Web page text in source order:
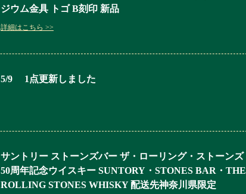
ジウム金具 トゴ B刻印 新品
詳細はこちら >>
5/9 1点更新しました
サントリー ストーンズバー ザ・ローリング・ストーンズ
50周年記念ウイスキー SUNTORY・STONES BAR・THE
ROLLING STONES WHISKY 配送先神奈川県限定